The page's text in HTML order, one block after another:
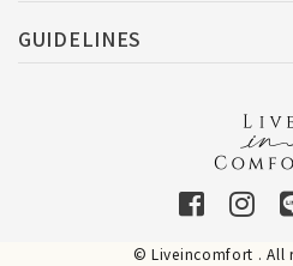
GUIDELINES
© Liveincomfort . All